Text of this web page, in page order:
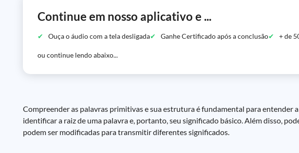
Continue em nosso aplicativo e ...
Ouça o áudio com a tela desligada Ganhe Certificado após a conclusão + de
ou continue lendo abaixo...
Compreender as palavras primitivas e sua estrutura é fundamental para entender
identificar a raiz de uma palavra e, portanto, seu significado básico. Além disso,
podem ser modificadas para transmitir diferentes significados.